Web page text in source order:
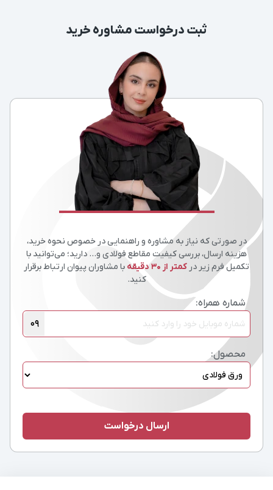
ثبت درخواست مشاوره خرید
در صورتی که نیاز به مشاوره و راهنمایی در خصوص نحوه خرید،
هزینه ارسال، بررسی کیفیت مقاطع فولادی و… دارید؛ می‌توانید با
تکمیل فرم زیر در کمتر از 30 دقیقه
با مشاوران پیوان ارتباط برقرار
کنید.
شماره همراه:
09
محصول: